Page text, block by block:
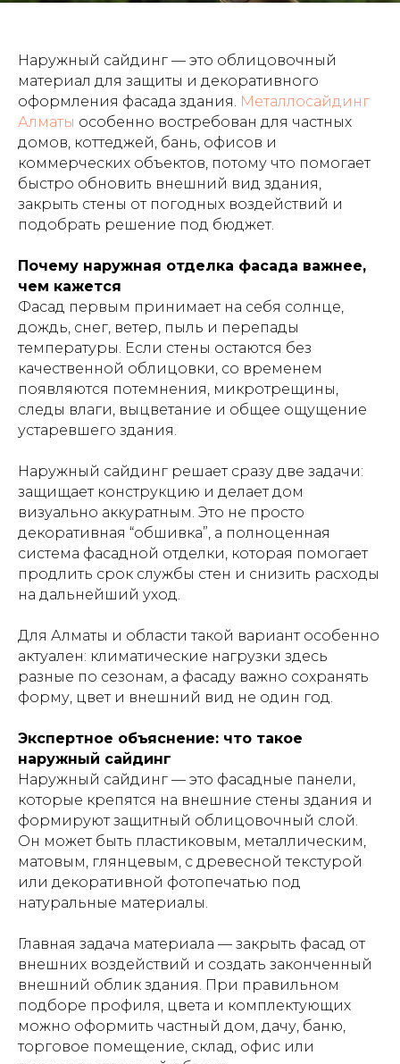
Наружный сайдинг — это облицовочный
материал для защиты и декоративного
оформления фасада здания. Металлосайдинг
Алматы особенно востребован для частных
домов, коттеджей, бань, офисов и
коммерческих объектов, потому что помогает
быстро обновить внешний вид здания,
закрыть стены от погодных воздействий и
подобрать решение под бюджет.
Почему наружная отделка фасада важнее,
чем кажется
Фасад первым принимает на себя солнце,
дождь, снег, ветер, пыль и перепады
температуры. Если стены остаются без
качественной облицовки, со временем
появляются потемнения, микротрещины,
следы влаги, выцветание и общее ощущение
устаревшего здания.
Наружный сайдинг решает сразу две задачи:
защищает конструкцию и делает дом
визуально аккуратным. Это не просто
декоративная “обшивка”, а полноценная
система фасадной отделки, которая помогает
продлить срок службы стен и снизить расходы
на дальнейший уход.
Для Алматы и области такой вариант особенно
актуален: климатические нагрузки здесь
разные по сезонам, а фасаду важно сохранять
форму, цвет и внешний вид не один год.
Экспертное объяснение: что такое
наружный сайдинг
Наружный сайдинг — это фасадные панели,
которые крепятся на внешние стены здания и
формируют защитный облицовочный слой.
Он может быть пластиковым, металлическим,
матовым, глянцевым, с древесной текстурой
или декоративной фотопечатью под
натуральные материалы.
Главная задача материала — закрыть фасад от
внешних воздействий и создать законченный
внешний облик здания. При правильном
подборе профиля, цвета и комплектующих
можно оформить частный дом, дачу, баню,
торговое помещение, склад, офис или